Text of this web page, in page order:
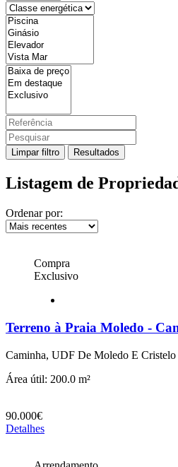
Limpar filtro Resultados
Listagem de
Ordenar por:
Compra
Exclusivo
Terreno à Praia Moledo -
Caminha, UDF De Moledo E Cristelo
Área útil: 200.0 m²
90.000€
Detalhes